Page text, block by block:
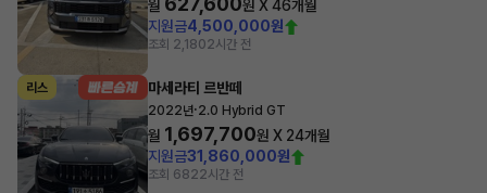
월 원 X46개월
지원금4,500,000원
조회 2,1802시간 전
리스 마세라티 르반떼
2022년·2.0 Hybrid GT
월 1,697,700원 X 24개월
지원금31,860,000원
조회 6822시간 전